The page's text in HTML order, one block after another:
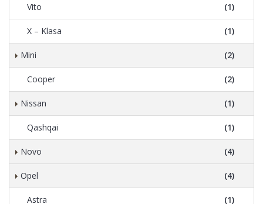
Vito (1)
X – Klasa (1)
Mini (2)
Cooper (2)
Nissan (1)
Qashqai (1)
Novo (4)
Opel (4)
Astra (1)